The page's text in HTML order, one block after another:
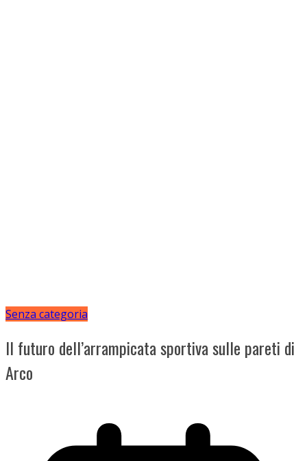
Senza categoria
Il futuro dell’arrampicata sportiva sulle pareti di
Arco